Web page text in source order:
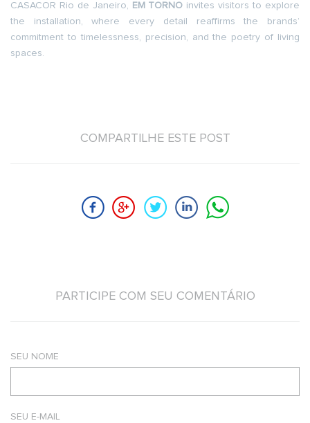
CASACOR Rio de Janeiro, EM TORNO invites visitors to explore
the installation, where every detail reaffirms the brands’
commitment to timelessness, precision, and the poetry of living
spaces.
COMPARTILHE ESTE POST
PARTICIPE COM SEU COMENTÁRIO
SEU NOME
SEU E-MAIL